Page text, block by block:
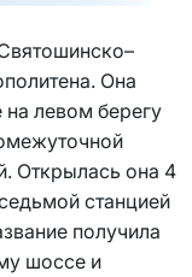
Она
левом берегу
Открылась она 4
станцией
получила
шоссе и